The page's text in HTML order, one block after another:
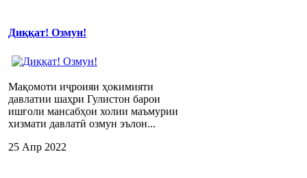
Диққат! Озмун!
Мақомоти иҷроияи ҳокимияти
давлатии шаҳри Гулистон барои
ишғоли мансабҳои холии маъмурии
хизмати давлатӣ озмун эълон...
25 Апр 2022